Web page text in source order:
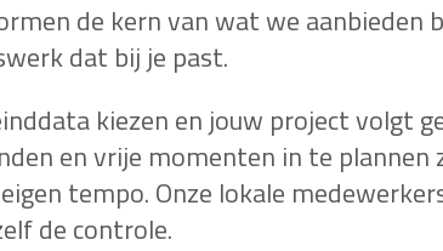
de kern van wat we aanbieden
dat bij je past.
kiezen en jouw project volgt
en vrije momenten in te plannen
tempo. Onze lokale
de controle.